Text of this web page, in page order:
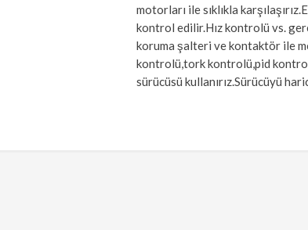
motorları ile sıklıkla
kontrol edilir.Hız kontrolü vs.
koruma şalteri ve kontaktör ile
kontrolü,tork kontrolü,pid
sürücüsü kullanırız.Sürücüyü